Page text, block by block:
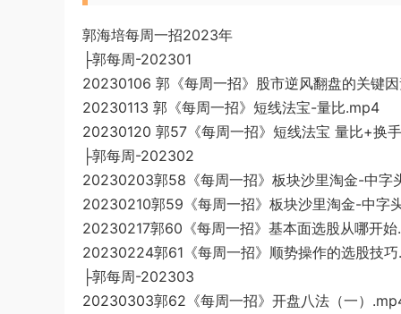
郭海培每周一招2023年
├郭每周-202301
20230106 郭《每周一招》股市逆风翻盘的关键
20230113 郭《每周一招》短线法宝-量比.mp4
20230120 郭57《每周一招》短线法宝 量比+换
├郭每周-202302
20230203郭58《每周一招》板块沙里淘金-中字
20230210郭59《每周一招》板块沙里淘金-中字
20230217郭60《每周一招》基本面选股从哪开
20230224郭61《每周一招》顺势操作的选股技
├郭每周-202303
20230303郭62《每周一招》开盘八法（一）